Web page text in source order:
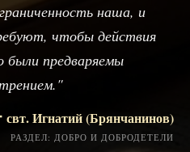
наша, и
чтобы действия
были предваряемы
свт. Игнатий (Брянчанинов)
РАЗДЕЛ: ДОБРО И ДОБРОДЕТЕЛИ